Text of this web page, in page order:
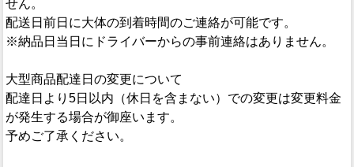
せん。
配送日前日に大体の到着時間のご連絡が可能です。
※納品日当日にドライバーからの事前連絡はありません。
大型商品配達日の変更について
配達日より5日以内（休日を含まない）での変更は変更料金
が発生する場合が御座います。
予めご了承ください。